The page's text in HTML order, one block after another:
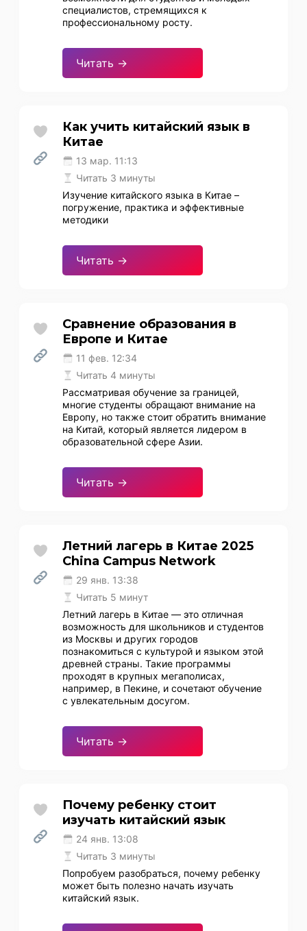
специалистов, стремящихся к
профессиональному росту.
Читать →
Как учить китайский язык в
Китае
13 мар. 11:13
Читать 3 минуты
Изучение китайского языка в Китае –
погружение, практика и эффективные
методики
Читать →
Сравнение образования в
Европе и Китае
11 фев. 12:34
Читать 4 минуты
Рассматривая обучение за границей,
многие студенты обращают внимание на
Европу, но также стоит обратить внимание
на Китай, который является лидером в
образовательной сфере Азии.
Читать →
Летний лагерь в Китае 2025
China Campus Network
29 янв. 13:38
Читать 5 минут
Летний лагерь в Китае — это отличная
возможность для школьников и студентов
из Москвы и других городов
познакомиться с культурой и языком этой
древней страны. Такие программы
проходят в крупных мегаполисах,
например, в Пекине, и сочетают обучение
с увлекательным досугом.
Читать →
Почему ребенку стоит
изучать китайский язык
24 янв. 13:08
Читать 3 минуты
Попробуем разобраться, почему ребенку
может быть полезно начать изучать
китайский язык.